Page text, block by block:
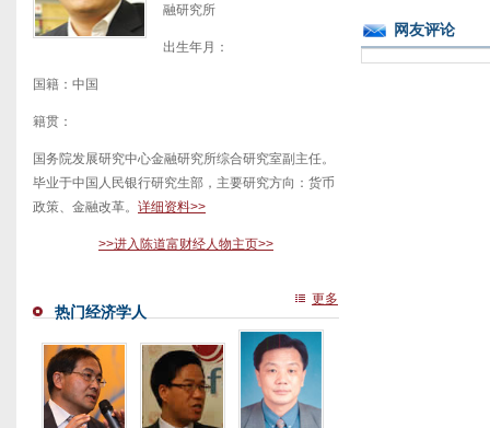
融研究所
出生年月：
国籍：中国
籍贯：
国务院发展研究中心金融研究所综合研究室副主任。
毕业于中国人民银行研究生部，主要研究方向：货币
政策、金融改革。 详细资料>>
>>进入陈道富财经人物主页>>
热门经济学人
更多
网友评论